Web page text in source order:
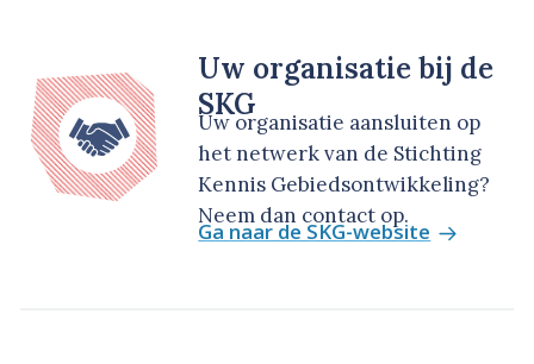
Uw organisatie bij de
SKG
Uw organisatie aansluiten op
het netwerk van de Stichting
Kennis Gebiedsontwikkeling?
Neem dan contact op.
Ga naar de SKG-website